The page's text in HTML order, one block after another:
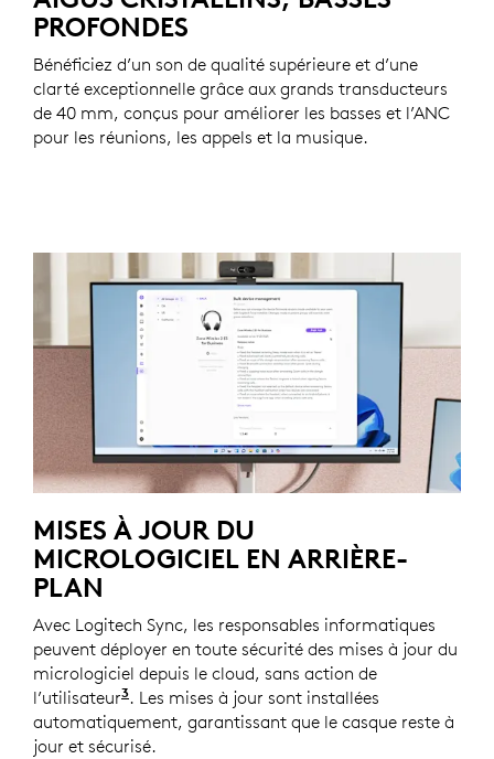
PROFONDES
Bénéficiez d’un son de qualité supérieure et d’une
clarté exceptionnelle grâce aux grands transducteurs
de 40 mm, conçus pour améliorer les basses et l’ANC
pour les réunions, les appels et la musique.
MISES À JOUR DU
MICROLOGICIEL EN ARRIÈRE-
PLAN
Avec Logitech Sync, les responsables informatiques
peuvent déployer en toute sécurité des mises à jour du
micrologiciel depuis le cloud, sans action de
l’utilisateur3Nécessite l’installation de Logi Tune sur
. Les mises à jour sont installées
automatiquement, garantissant que le casque reste à
jour et sécurisé.